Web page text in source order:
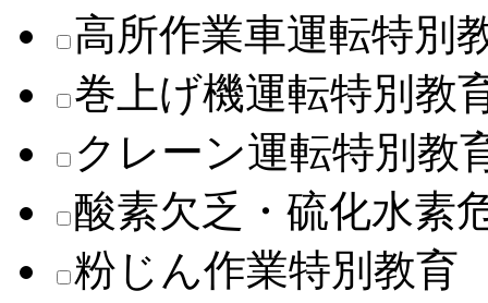
高所作業車運転特別
巻上げ機運転特別教
クレーン運転特別教
酸素欠乏・硫化水素
粉じん作業特別教育